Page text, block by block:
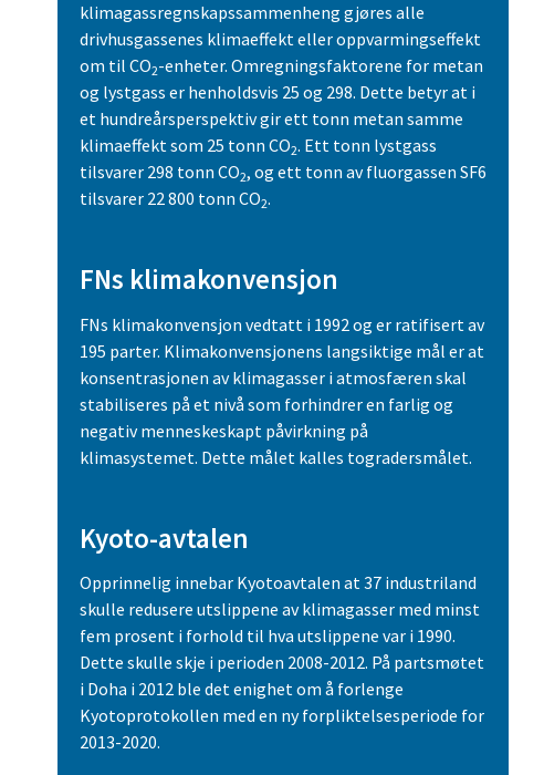
klimagassregnskapssammenheng gjøres alle
drivhusgassenes klimaeffekt eller oppvarmingseffekt
om til CO2-enheter. Omregningsfaktorene for metan
og lystgass er henholdsvis 25 og 298. Dette betyr at i
et hundreårsperspektiv gir ett tonn metan samme
klimaeffekt som 25 tonn CO2. Ett tonn lystgass
tilsvarer 298 tonn CO2, og ett tonn av fluorgassen SF6
tilsvarer 22 800 tonn CO2.
FNs klimakonvensjon
FNs klimakonvensjon vedtatt i 1992 og er ratifisert av
195 parter. Klimakonvensjonens langsiktige mål er at
konsentrasjonen av klimagasser i atmosfæren skal
stabiliseres på et nivå som forhindrer en farlig og
negativ menneskeskapt påvirkning på
klimasystemet. Dette målet kalles togradersmålet.
Kyoto-avtalen
Opprinnelig innebar Kyotoavtalen at 37 industriland
skulle redusere utslippene av klimagasser med minst
fem prosent i forhold til hva utslippene var i 1990.
Dette skulle skje i perioden 2008-2012. På partsmøtet
i Doha i 2012 ble det enighet om å forlenge
Kyotoprotokollen med en ny forpliktelsesperiode for
2013-2020.